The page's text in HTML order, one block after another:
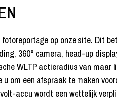
fotoreportage op onze site. Dit
360° camera, head-up
WLTP actieradius van maar
u om een afspraak te maken
accu wordt een wettelijk